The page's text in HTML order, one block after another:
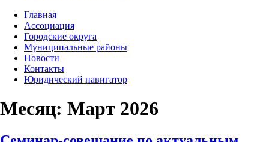
Главная
Ассоциация
Городские округа
Муниципальные районы
Новости
Контакты
Юридический навигатор
Месяц: Март 2026